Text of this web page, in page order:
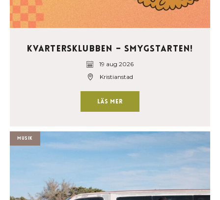
Kvartersklubben – Smygstarten!
19 aug 2026
Kristianstad
Läs mer
Musik